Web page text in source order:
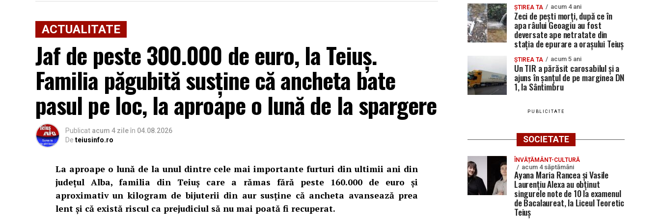
ACTUALITATE
Jaf de peste 300.000 de euro, la Teiuș.
Familia păgubită susține că ancheta bate
pasul pe loc, la aproape o lună de la spargere
Publicat acum 4 zileîn 04.08.2026
De teiusinfo.ro
La aproape o lună de la unul dintre cele mai importante furturi din ultimii ani din
județul Alba, familia din Teiuș care a rămas fără peste 160.000 de euro și
aproximativ un kilogram de bijuterii din aur susține că ancheta avansează prea
lent și că există riscul ca prejudiciul să nu mai poată fi recuperat.
ȘTIREA TA acum 4 ani
Zeci de pești morți, după ce în
apa râului Geoagiu au fost
deversate ape netratate din
stația de epurare a orașului Teiuș
ȘTIREA TA acum 5 ani
Un TIR a părăsit carosabilul și a
ajuns în șanțul de pe marginea DN
1, la Sântimbru
PUBLICITATE
SOCIETATE
ÎNVĂȚĂMÂNT-CULTURĂ
acum 4 săptămâni
Ayana Maria Rancea și Vasile
Laurențiu Alexa au obținut
singurele note de 10 la examenul
de Bacalaureat, la Liceul Teoretic
Teiuș